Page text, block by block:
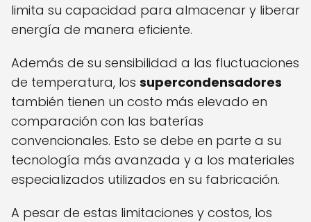
limita su capacidad para almacenar y liberar
energía de manera eficiente.
Además de su sensibilidad a las fluctuaciones
de temperatura, los supercondensadores
también tienen un costo más elevado en
comparación con las baterías
convencionales. Esto se debe en parte a su
tecnología más avanzada y a los materiales
especializados utilizados en su fabricación.
A pesar de estas limitaciones y costos, los